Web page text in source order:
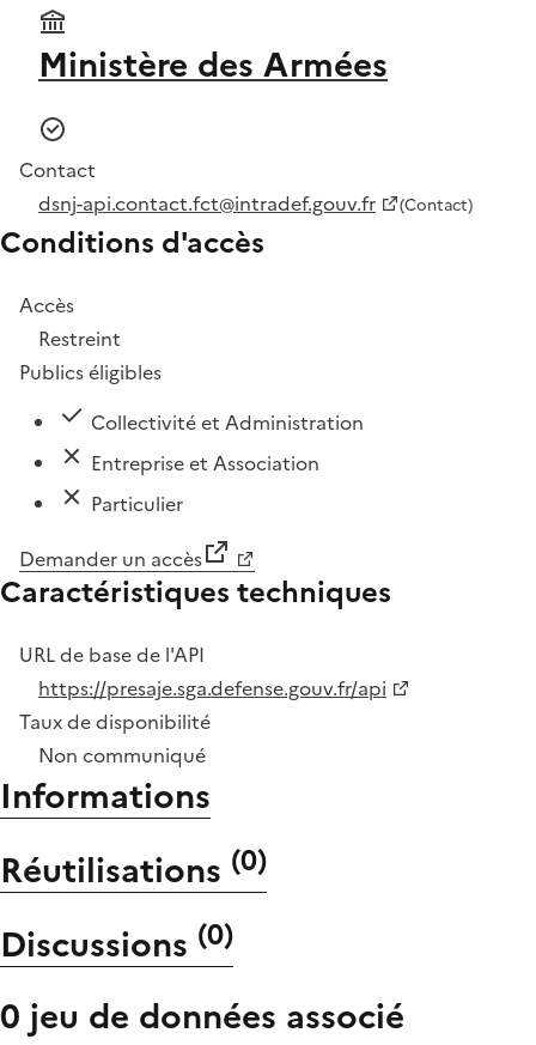
Ministère des Armées
Contact
dsnj-api.contact.fct@intradef.gouv.fr
(Contact)
Conditions d'accès
Accès
Restreint
Publics éligibles
Collectivité et Administration
Entreprise et Association
Particulier
Demander un accès
Caractéristiques techniques
URL de base de l'API
https://presaje.sga.defense.gouv.fr/api
Taux de disponibilité
Non communiqué
Informations
Réutilisations (0)
Discussions (0)
0 jeu de données associé